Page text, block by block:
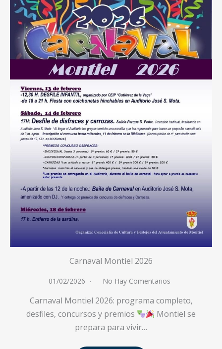
Carnaval Montiel 2026
01/02/2026 No Hay Comentarios
Carnaval Montiel 2026: programa completo,
desfiles, concursos y premios
Montiel se
prepara para vivir…